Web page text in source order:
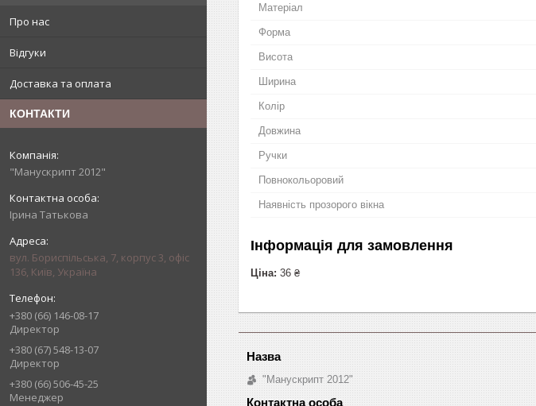
Про нас
Відгуки
Доставка та оплата
КОНТАКТИ
"Манускрипт 2012"
Ірина Татькова
вул. Бориспільська, 7, корпус 3, офіс
136, Київ, Україна
+380 (66) 146-08-17
Директор
+380 (67) 548-13-07
Директор
+380 (66) 506-45-25
Менеджер
Матеріал
Форма
Висота
Ширина
Колір
Довжина
Ручки
Повнокольоровий
Наявність прозорого вікна
Інформація для замовлення
Ціна: 36 ₴
"Манускрипт 2012"